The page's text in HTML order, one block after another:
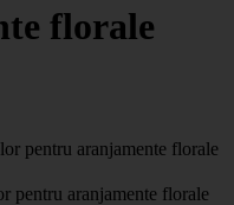
florale